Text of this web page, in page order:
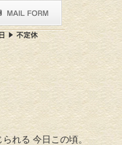
れる 今日この頃。